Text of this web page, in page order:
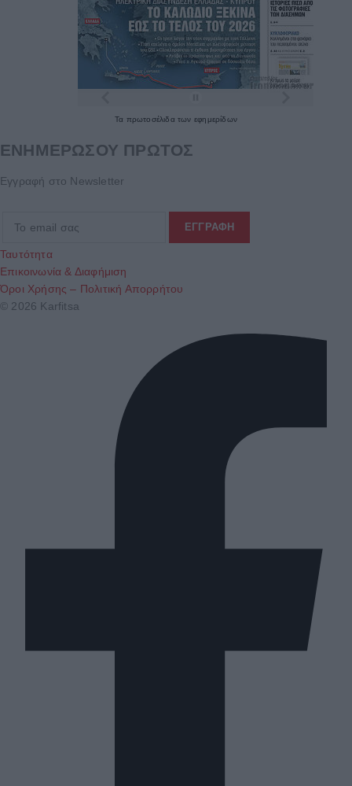
Τα πρωτοσέλιδατων εφημερίδων
ΕΝΗΜΕΡΩΣΟΥ ΠΡΩΤΟΣ
Εγγραφή στο Newsletter
Ταυτότητα
Επικοινωνία & Διαφήμιση
Όροι Χρήσης – Πολιτική Απορρήτου
© 2026 Karfitsa